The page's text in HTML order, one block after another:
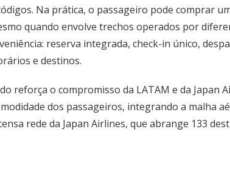
Na prática, o passageiro pode comprar
quando envolve trechos operados por
reserva integrada, check-in único,
e destinos.
reforça o compromisso da LATAM e da Japan
dos passageiros, integrando a malha
rede da Japan Airlines, que abrange 133